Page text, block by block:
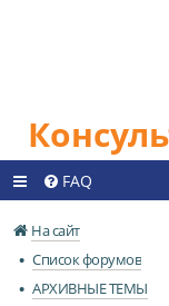
FAQ
На сайт
Список форумов
АРХИВНЫЕ ТЕМЫ